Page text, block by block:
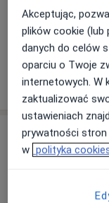
Do
Dowiedz się
15/02/2026
Usługi i ceny
Akceptując,
plików cookie (lub
danych do celów
oparciu o Twoje
internetowych. W
zaktualizować
ustawieniach
prywatności stron
w polityka